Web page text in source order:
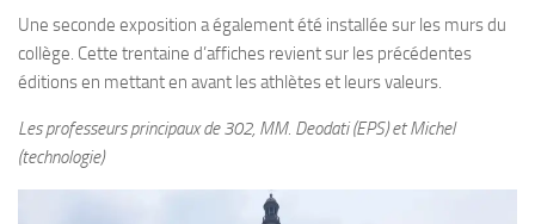
Une seconde exposition a également été installée sur les murs du
collège. Cette trentaine d’affiches revient sur les précédentes
éditions en mettant en avant les athlètes et leurs valeurs.
Les professeurs principaux de 302, MM. Deodati (EPS) et Michel
(technologie)